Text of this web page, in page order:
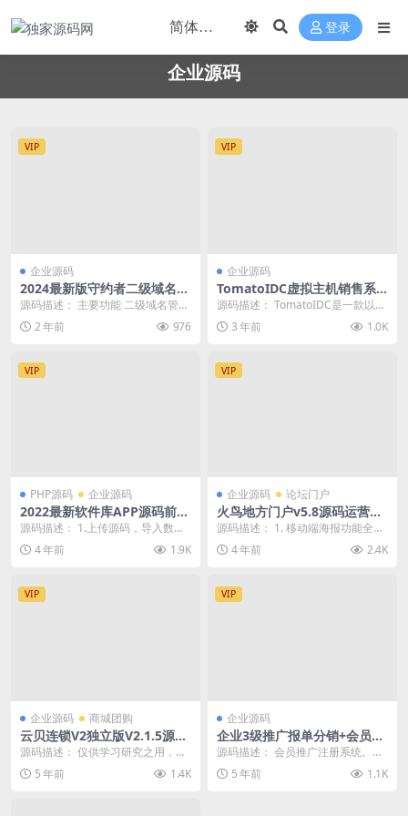
登录
企业源码
VIP
企业源码
2024最新版守约者二级域名分
发系统
源码描述： 主要功能 二级域名管
理：我们的系统提供全面的二级域
名管理服务，让您轻...
2 年前 976
VIP
企业源码
TomatoIDC虚拟主机销售系
统源码具备易于扩展的插件系
源码描述： TomatoIDC是一款以G
PL3.0协议开源虚拟主机销售系统，
具...3 年前 1.0K
VIP
PHP源码 企业源码
2022最新软件库APP源码前端
后端整套独立后台
源码描述： 1.上传源码，导入数据
库，配置数据库地址core/config.p
h... 4 年前 1.9K
VIP
企业源码 论坛门户
火鸟地方门户v5.8源码运营版
带圈子动态+加即时通讯
源码描述： 1. 移动端海报功能全新
升级； 涉及到的16个模块共43个页
面需要重...
4 年前 2.4K
VIP
企业源码 商城团购
云贝连锁V2独立版V2.1.5源
码-优化扫码登陆流程
源码描述： 仅供学习研究之用，请
勿商用，商用请支持正版， 云贝连
锁V2独立版V2...
5 年前 1.4K
VIP
企业源码
企业3级推广报单分销+会员注
册管理系统
源码描述： 会员推广注册系统。支
持多级，带商城。手机自动适配。
可自定义添加会员...
5 年前 1.1K